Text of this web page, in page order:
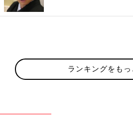
出典：Instagramアカウント「ruu_beauty_life」
みが甘さをほんのり含んでいて、上品
ランキングをもっ